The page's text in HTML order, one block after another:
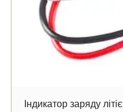
Індикатор заряду